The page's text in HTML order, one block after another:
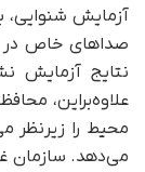
آزمایش شنوایی،
صداهای خاص در
نتایج آزمایش
علاوه‌بر‌این،
محیط را زیرنظر